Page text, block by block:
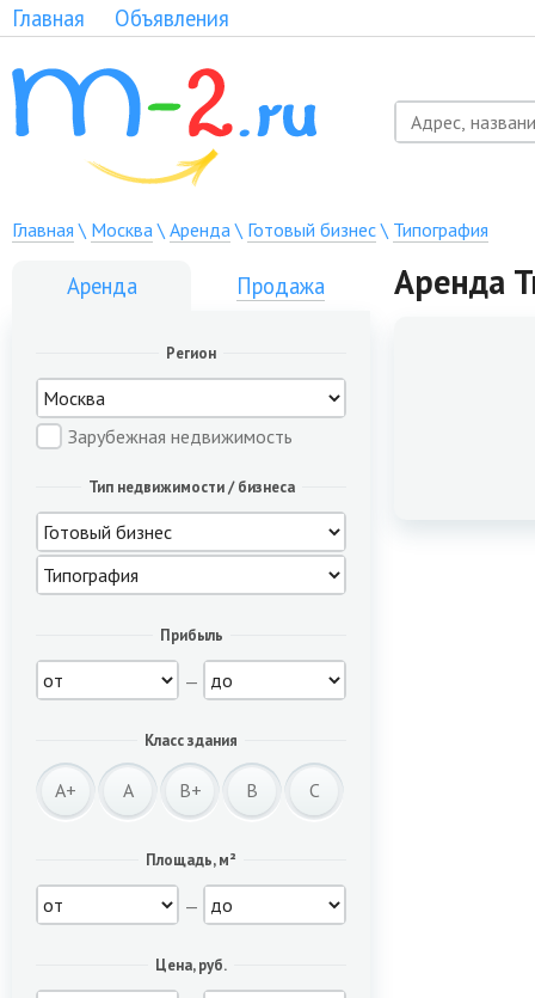
Главная Объявления
Главная \ Москва\ Аренда\ Готовый бизнес\ Типография
Аренда Продажа
Регион
Зарубежная недвижимость
Тип недвижимости / бизнеса
Прибыль
—
Класс здания
A+ A B+ B C
Площадь, м²
—
Цена, руб.
Аренда